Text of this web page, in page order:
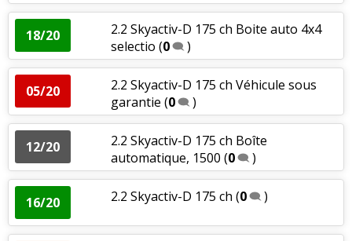
18/20
2.2 Skyactiv-D 175 ch Boite auto 4x4
selectio (0 )
05/20
2.2 Skyactiv-D 175 ch Véhicule sous
garantie (0 )
12/20
2.2 Skyactiv-D 175 ch Boîte
automatique, 1500 (0 )
16/20 2.2 Skyactiv-D 175 ch (0 )